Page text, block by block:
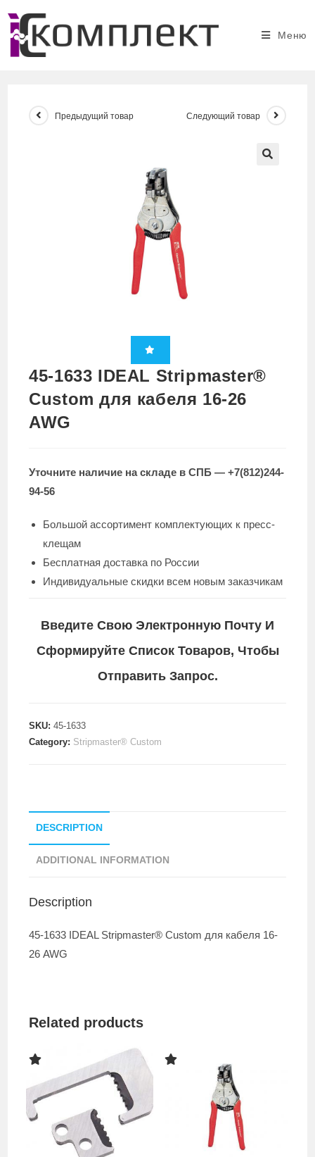
содержимому
Меню
Предыдущий товар Следующий товар
45-1633 IDEAL Stripmaster®
Custom для кабеля 16-26
AWG
Уточните наличие на складе в СПБ — +7(812)244-
94-56
Большой ассортимент комплектующих к пресс-
клещам
Бесплатная доставка по России
Индивидуальные скидки всем новым заказчикам
Введите Свою Электронную Почту И
Сформируйте Список Товаров, Чтобы
Отправить Запрос.
SKU:45-1633
Category: Stripmaster® Custom
DESCRIPTION
ADDITIONAL INFORMATION
Description
45-1633 IDEAL Stripmaster® Custom для кабеля 16-
26 AWG
Related products